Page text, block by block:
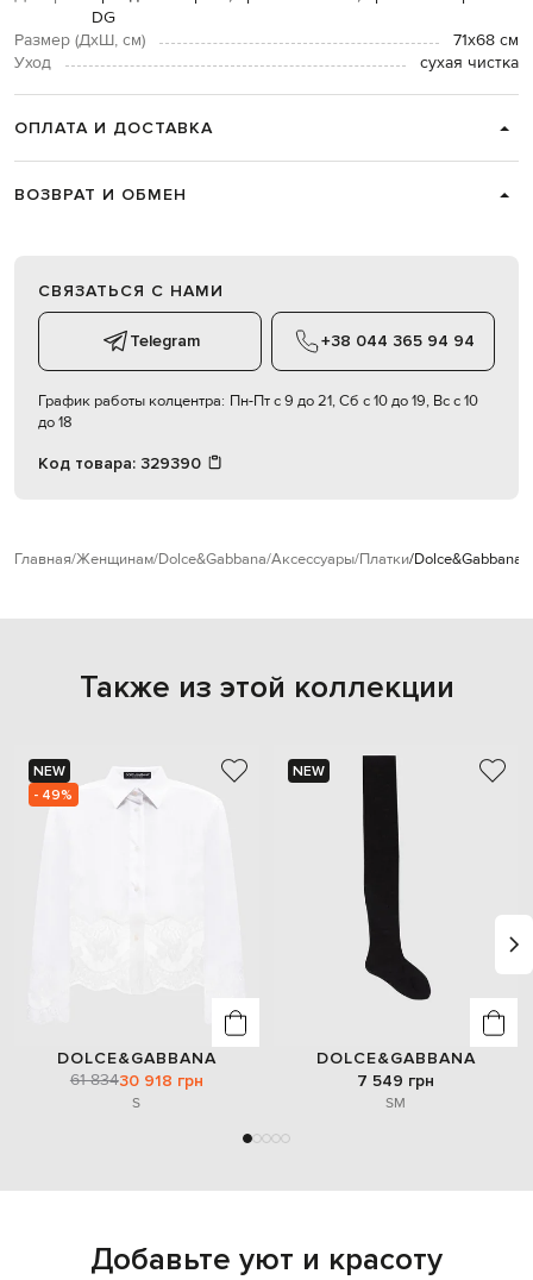
DG
Размер (ДхШ, см)
71х68 см
Уход
сухая чистка
ОПЛАТА И ДОСТАВКА
ВОЗВРАТ И ОБМЕН
СВЯЗАТЬСЯ С НАМИ
Telegram +38 044 365 94 94
График работы колцентра: Пн-Пт с 9 до 21, Сб с 10 до 19, Вс с 10
до 18
Код товара: 329390
Главная Женщинам Dolce&Gabbana Аксессуары Платки Dolce&Gabbana
Также из этой коллекции
NEW
- 49%
DOLCE&GABBANA
61 83430 918 грн
S
NEW
DOLCE&GABBANA
7 549 грн
SM
Добавьте уют и красоту